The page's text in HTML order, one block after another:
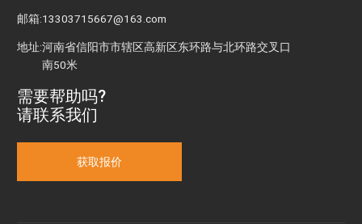
邮箱:13303715667@163.com
地址:河南省信阳市市辖区高新区东环路与北环路交叉口
南50米
需要帮助吗?
请联系我们
获取报价